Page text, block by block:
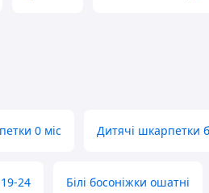
0 міс Дитячі шкарпетки
24 Білі босоніжки ошатні